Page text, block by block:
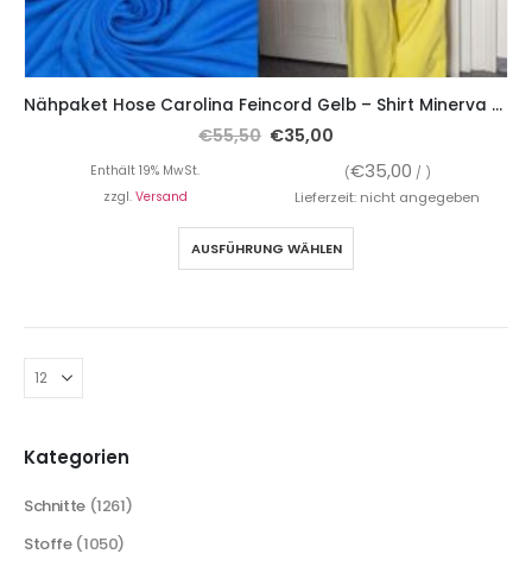
Nähpaket Hose Carolina Feincord Gelb – Shirt Minerva Viskosestrick Blau
€55,50 €35,00
Enthält 19% MwSt. (€35,00 / )
zzgl. Versand Lieferzeit: nicht angegeben
AUSFÜHRUNG WÄHLEN
Kategorien
Schnitte (1261)
Stoffe (1050)